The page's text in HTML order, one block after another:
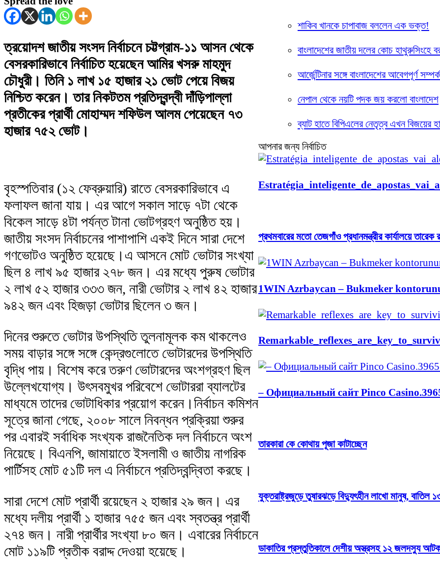
ত্রয়োদশ জাতীয় সংসদ নির্বাচনে চট্টগ্রাম-১১ আসন থেকে
বেসরকারিভাবে নির্বাচিত হয়েছেন আমির খসরু মাহমুদ
চৌধুরী। তিনি ১ লাখ ১৫ হাজার ২১ ভোট পেয়ে বিজয়
নিশ্চিত করেন। তার নিকটতম প্রতিদ্বন্দ্বী দাঁড়িপাল্লা
প্রতীকের প্রার্থী মোহাম্মদ শফিউল আলম পেয়েছেন ৭৩
হাজার ৭৫২ ভোট।
বৃহস্পতিবার (১২ ফেব্রুয়ারি) রাতে বেসরকারিভাবে এ
ফলাফল জানা যায়। এর আগে সকাল সাড়ে ৭টা থেকে
বিকেল সাড়ে ৪টা পর্যন্ত টানা ভোটগ্রহণ অনুষ্ঠিত হয়।
জাতীয় সংসদ নির্বাচনের পাশাপাশি একই দিনে সারা দেশে
গণভোটও অনুষ্ঠিত হয়েছে।এ আসনে মোট ভোটার সংখ্যা
ছিল ৪ লাখ ৯৫ হাজার ২৭৮ জন। এর মধ্যে পুরুষ ভোটার
২ লাখ ৫২ হাজার ৩৩৩ জন, নারী ভোটার ২ লাখ ৪২ হাজার
৯৪২ জন এবং হিজড়া ভোটার ছিলেন ৩ জন।
দিনের শুরুতে ভোটার উপস্থিতি তুলনামূলক কম থাকলেও
সময় বাড়ার সঙ্গে সঙ্গে কেন্দ্রগুলোতে ভোটারদের উপস্থিতি
বৃদ্ধি পায়। বিশেষ করে তরুণ ভোটারদের অংশগ্রহণ ছিল
উল্লেখযোগ্য। উৎসবমুখর পরিবেশে ভোটাররা ব্যালটের
মাধ্যমে তাদের ভোটাধিকার প্রয়োগ করেন।নির্বাচন কমিশন
সূত্রে জানা গেছে, ২০০৮ সালে নিবন্ধন প্রক্রিয়া শুরুর
পর এবারই সর্বাধিক সংখ্যক রাজনৈতিক দল নির্বাচনে অংশ
নিয়েছে। বিএনপি, জামায়াতে ইসলামী ও জাতীয় নাগরিক
পার্টিসহ মোট ৫১টি দল এ নির্বাচনে প্রতিদ্বন্দ্বিতা করছে।
সারা দেশে মোট প্রার্থী রয়েছেন ২ হাজার ২৯ জন। এর
মধ্যে দলীয় প্রার্থী ১ হাজার ৭৫৫ জন এবং স্বতন্ত্র প্রার্থী
২৭৪ জন। নারী প্রার্থীর সংখ্যা ৮০ জন। এবারের নির্বাচনে
মোট ১১৯টি প্রতীক বরাদ্দ দেওয়া হয়েছে।
শাকিব খানকে চাপাবাজ বললেন এক ভক্ত!
বাংলাদেশের জাতীয় দলের কোচ হাথুরুসিংহে
আর্জেন্টিনার সঙ্গে বাংলাদেশের আবেগপূর্ণ
নেপাল থেকে নয়টি পদক জয় করলো বাংলাদেশ
ব্যাট হাতে বিপিএলের নেতৃত্ব এখন বিজয়ের
আপনার জন্য নির্বাচিত
প্রথমবারের মতো তেজগাঁও প্রধানমন্ত্রীর কার্যালয়ে তারেক
1WIN Azrbaycan – Bukmeker
– Официальный сайт Pinco
তারকারা কে কোথায় পূজা কাটাচ্ছেন
যুক্তরাষ্ট্রজুড়ে তুষারঝড়ে বিদ্যুৎহীন লাখো মানুষ, বাতিল
ডাকাতির প্রস্তুতিকালে দেশীয় অস্ত্রসহ ১২ জলদস্যু